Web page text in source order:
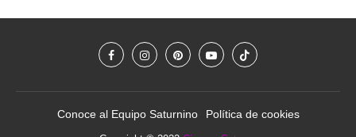
Conoce al Equipo Saturnino Política de cookies